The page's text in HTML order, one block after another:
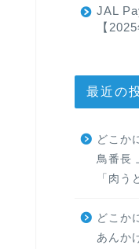
JAL
【
最近の
どこか
鳥番長
「肉う
どこか
あんか